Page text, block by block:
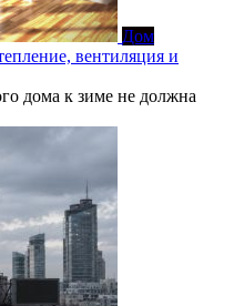
Дом
вентиляция и
дома к зиме не должна